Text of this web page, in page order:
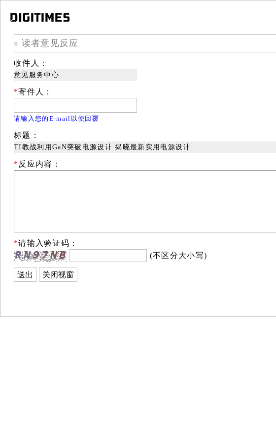
■ 读者意见反应
收件人：
意见服务中心
*寄件人：
请输入您的E-mail以便回覆
标题：
TI教战利用GaN突破电源设计 揭晓最新实用电源设计
* 反应内容：
*请输入验证码：
(不区分大小写)